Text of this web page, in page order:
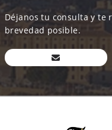
Déjanos tu consulta y te
brevedad posible.